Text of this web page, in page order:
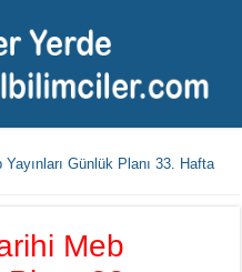
Yayınları Günlük Planı 33. Hafta
Meb